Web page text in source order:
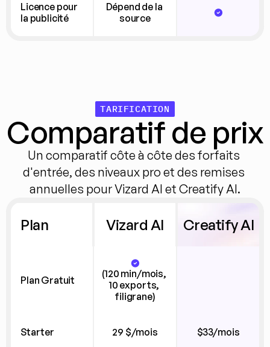
Licence pour
la publicité
Dépend de la
source
TARIFICATION
Comparatif de prix
Un comparatif côte à côte des forfaits
d'entrée, des niveaux pro et des remises
annuelles pour Vizard AI et Creatify AI.
Plan Vizard AI Creatify AI
Plan Gratuit
(120 min/mois,
10 exports,
filigrane)
Starter 29 $/mois $33/mois